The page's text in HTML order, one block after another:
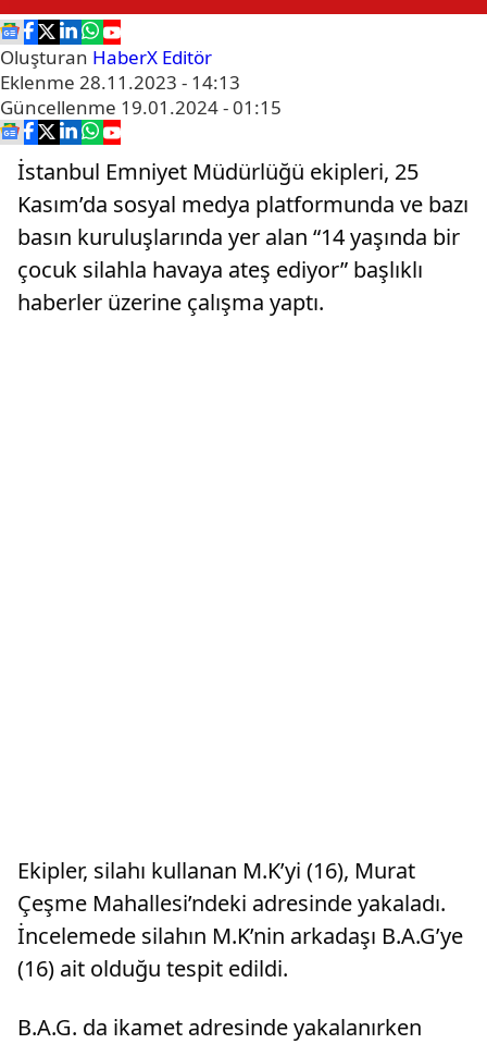
Oluşturan HaberX Editör
Eklenme 28.11.2023 - 14:13
Güncellenme 19.01.2024 - 01:15
İstanbul Emniyet Müdürlüğü ekipleri, 25
Kasım’da sosyal medya platformunda ve bazı
basın kuruluşlarında yer alan “14 yaşında bir
çocuk silahla havaya ateş ediyor” başlıklı
haberler üzerine çalışma yaptı.
Ekipler, silahı kullanan M.K’yi (16), Murat
Çeşme Mahallesi’ndeki adresinde yakaladı.
İncelemede silahın M.K’nin arkadaşı B.A.G’ye
(16) ait olduğu tespit edildi.
B.A.G. da ikamet adresinde yakalanırken